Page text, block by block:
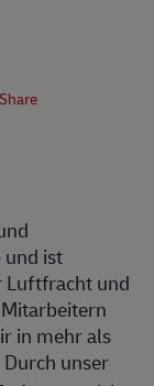
Share
und ist
Luftfracht und
in mehr als
unser